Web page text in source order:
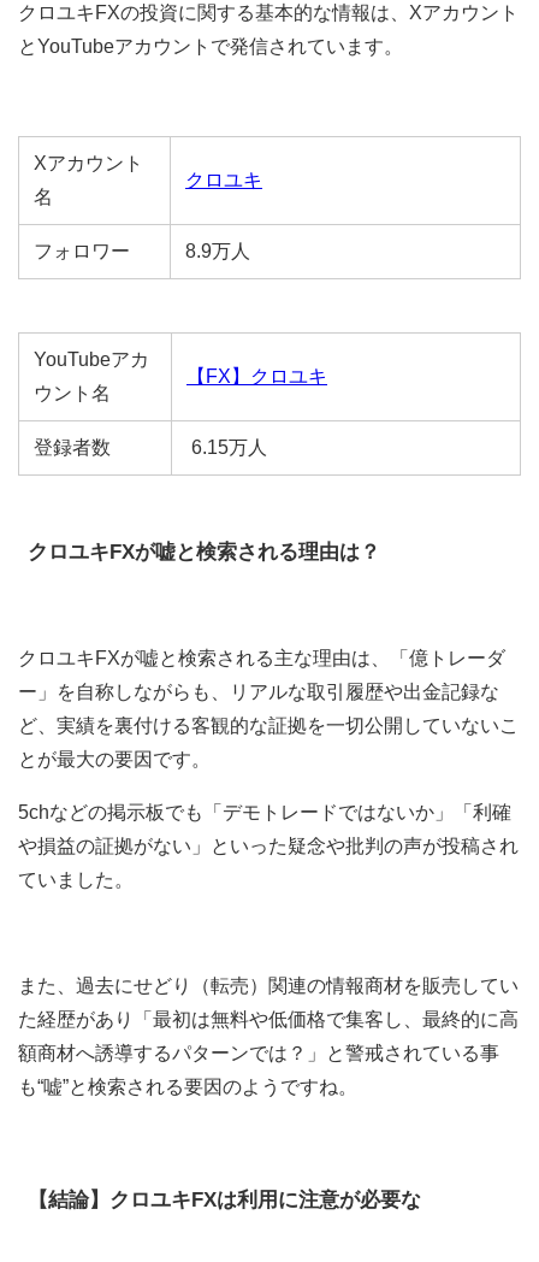
クロユキFXの投資に関する基本的な情報は、Xアカウント
とYouTubeアカウントで発信されています。
Xアカウント
名
クロユキ
フォロワー 8.9万人
YouTubeアカ
ウント名
【FX】クロユキ
登録者数 6.15万人
クロユキFXが嘘と検索される理由は？
クロユキFXが嘘と検索される主な理由は、「億トレーダ
ー」を自称しながらも、リアルな取引履歴や出金記録な
ど、実績を裏付ける客観的な証拠を一切公開していないこ
とが最大の要因です。
5chなどの掲示板でも「デモトレードではないか」「利確
や損益の証拠がない」といった疑念や批判の声が投稿され
ていました。
また、過去にせどり（転売）関連の情報商材を販売してい
た経歴があり「最初は無料や低価格で集客し、最終的に高
額商材へ誘導するパターンでは？」と警戒されている事
も“嘘”と検索される要因のようですね。
【結論】 クロユキFXは利用に注意が必要な